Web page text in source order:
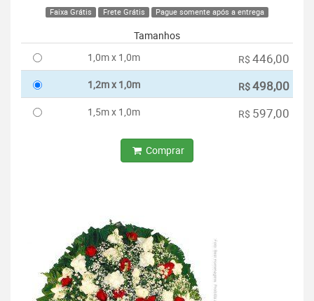
Faixa Grátis Frete Grátis Pague somente após a entrega
Tamanhos
1,0m x 1,0m
R$ 446,00
1,2m x 1,0m R$498,00
1,5m x 1,0m R$ 597,00
Comprar